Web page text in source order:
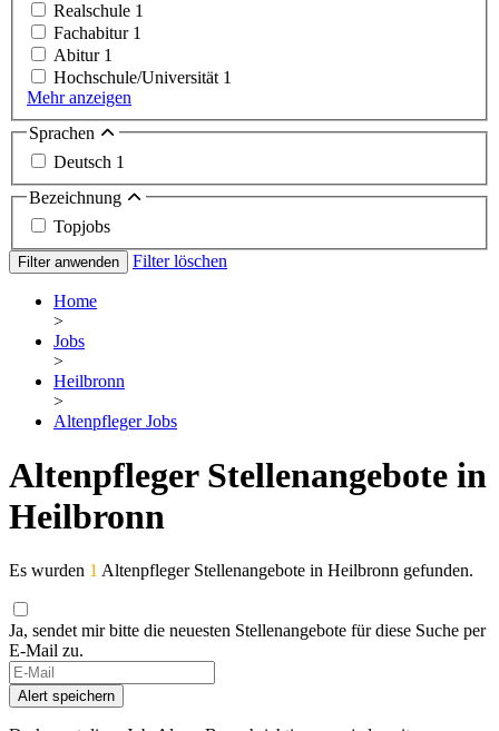
Realschule 1
Fachabitur 1
Abitur 1
Hochschule/Universität 1
Mehr anzeigen
Sprachen
Deutsch 1
Bezeichnung
Topjobs
Filter anwenden Filter löschen
Home
>
Jobs
>
Heilbronn
>
Altenpfleger Jobs
Altenpfleger Stellenangebote in
Heilbronn
Es wurden 1 Altenpfleger Stellenangebote in Heilbronn gefunden.
Ja, sendet mir bitte die neuesten Stellenangebote für diese Suche per
E-Mail zu.
Alert speichern